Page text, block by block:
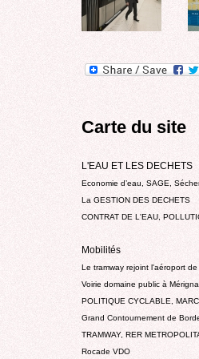
Carte du site
L'EAU ET LES DECHETS
Economie d’eau, SAGE,
La GESTION DES DECHETS
CONTRAT DE L'EAU,
Mobilités
Le tramway rejoint l'aéroport
Voirie domaine public à
POLITIQUE CYCLABLE,
Grand Contournement de
TRAMWAY, RER
Rocade VDO